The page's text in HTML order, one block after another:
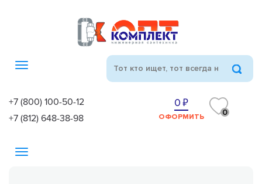
Toggle
+7 (800) 100-50-12
+7 (812) 648-38-98
0
ОФОРМИТЬ 0
Toggle